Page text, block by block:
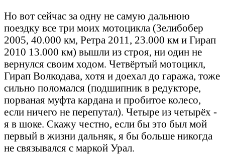
Но вот сейчас за одну не самую дальнюю
поездку все три моих мотоцикла (Зелибобер
2005, 40.000 км, Ретра 2011, 23.000 км и Гирап
2010 13.000 км) вышли из строя, ни один не
вернулся своим ходом. Четвёртый мотоцикл,
Гирап Волкодава, хотя и доехал до гаража, тоже
сильно поломался (подшипник в редукторе,
порваная муфта кардана и пробитое колесо,
если ничего не перепутал). Четыре из четырёх -
я в шоке. Скажу честно, если бы это был мой
первый в жизни дальняк, я бы больше никогда
не связывался с маркой Урал.